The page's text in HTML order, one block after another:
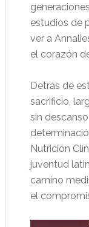
estudios de
ver a
el corazón
Detrás de
sacrificio,
sin
Nutrición
juventud
camino
el